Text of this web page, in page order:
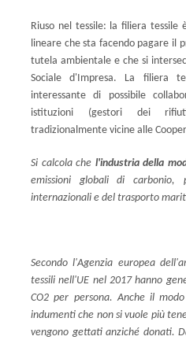
Riuso nel tessile: la filiera tessile
lineare che sta facendo pagare il
tutela ambientale e che si
Sociale d'Impresa. La filiera
interessante di possibile
istituzioni (gestori dei
tradizionalmente vicine alle
Si calcola che l'industria della
emissioni globali di
internazionali e del trasporto
Secondo l'Agenzia europea
tessili nell'UE nel 2017 hanno
CO2 per persona. Anche il
indumenti che non si vuole più
vengono gettati anziché donati.